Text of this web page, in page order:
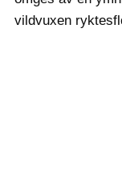
vildvuxen